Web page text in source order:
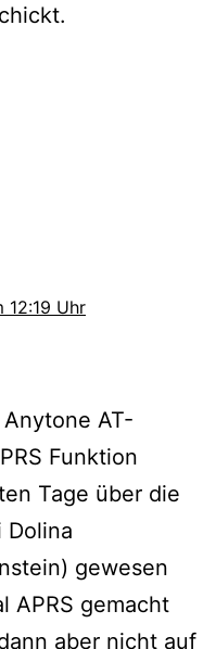
12:19 Uhr
AT-
Funktion
Tage über die
Dolina
gewesen
APRS gemacht
aber nicht auf